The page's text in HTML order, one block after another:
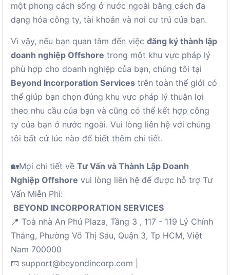
một phong cách sống ở nước ngoài bằng cách đa
dạng hóa công ty, tài khoản và nơi cư trú của bạn.
Vì vậy, nếu bạn quan tâm đến việc đăng ký thành lập
doanh nghiệp Offshore trong một khu vực pháp lý
phù hợp cho doanh nghiệp của bạn, chúng tôi tại
Beyond Incorporation Services trên toàn thế giới có
thể giúp bạn chọn đúng khu vực pháp lý thuận lợi
theo nhu cầu của bạn và cũng có thể kết hợp công
ty của bạn ở nước ngoài. Vui lòng liên hệ với chúng
tôi bất cứ lúc nào để biết thêm chi tiết.
🏡Mọi chi tiết về Tư Vấn và Thành Lập Doanh
Nghiệp Offshore vui lòng liên hệ để được hỗ trợ Tư
Vấn Miễn Phí:
BEYOND INCORPORATION SERVICES
📍 Toà nhà An Phú Plaza, Tầng 3 , 117 - 119 Lý Chính
Thắng, Phường Võ Thị Sáu, Quận 3, Tp HCM, Việt
Nam 700000
📧 support@beyondincorp.com |